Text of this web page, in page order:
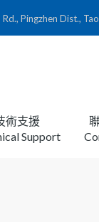
Pingzhen Dist.,
術支援
Support